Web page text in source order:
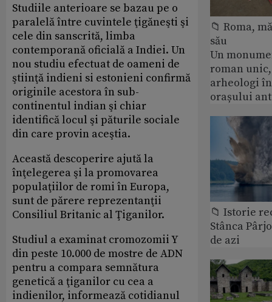
Studiile anterioare se bazau pe o
paralelă între cuvintele ţigăneşti şi
cele din sanscrită, limba
contemporană oficială a Indiei. Un
nou studiu efectuat de oameni de
ştiinţă indieni si estonieni confirmă
originile acestora în sub-
continentul indian şi chiar
identifică locul şi păturile sociale
din care provin aceştia.
Această descoperire ajută la
înţelegerea şi la promovarea
populaţiilor de romi în Europa,
sunt de părere reprezentanţii
Consiliul Britanic al Ţiganilor.
Studiul a examinat cromozomii Y
din peste 10.000 de mostre de ADN
pentru a compara semnătura
genetică a ţiganilor cu cea a
indienilor, informează cotidianul
📁 Roma,
său
Un
roman
arheologi
orașului
📁 Istorie
Stânca
de azi